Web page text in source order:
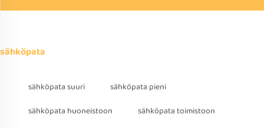
sähköpata
sähköpata suuri
sähköpata pieni
sähköpata huoneistoon
sähköpata toimistoon